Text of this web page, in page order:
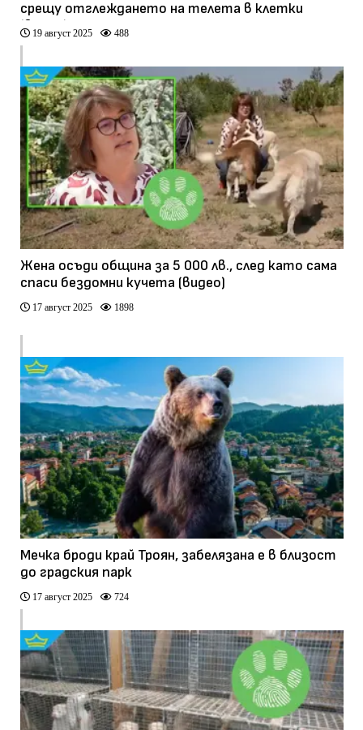
срещу отглеждането на телета в клетки
(видео)
19 август 2025 488
Жена осъди община за 5 000 лв., след като сама
спаси бездомни кучета (видео)
17 август 2025 1898
Мечка броди край Троян, забелязана е в близост
до градския парк
17 август 2025 724